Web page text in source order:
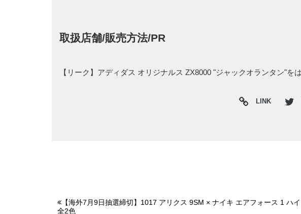
取扱店舗/販売方法/PR
【リーク】アディダス オリジナルス ZX8000 "ジャックオランタン"を
LINK
【海外7月9日抽選締切】1017 アリクス 9SM × ナイキ エアフォース 1 ハイ
全2色